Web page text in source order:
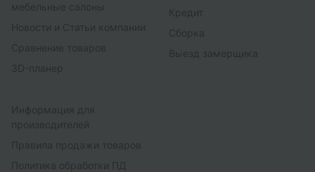
мебельные салоны
Новости и Статьи компании
Сравнение товаров
3D-планер
Кредит
Сборка
Выезд замерщика
Информация для
производителей
Правила продажи товаров
Политика обработки ПД